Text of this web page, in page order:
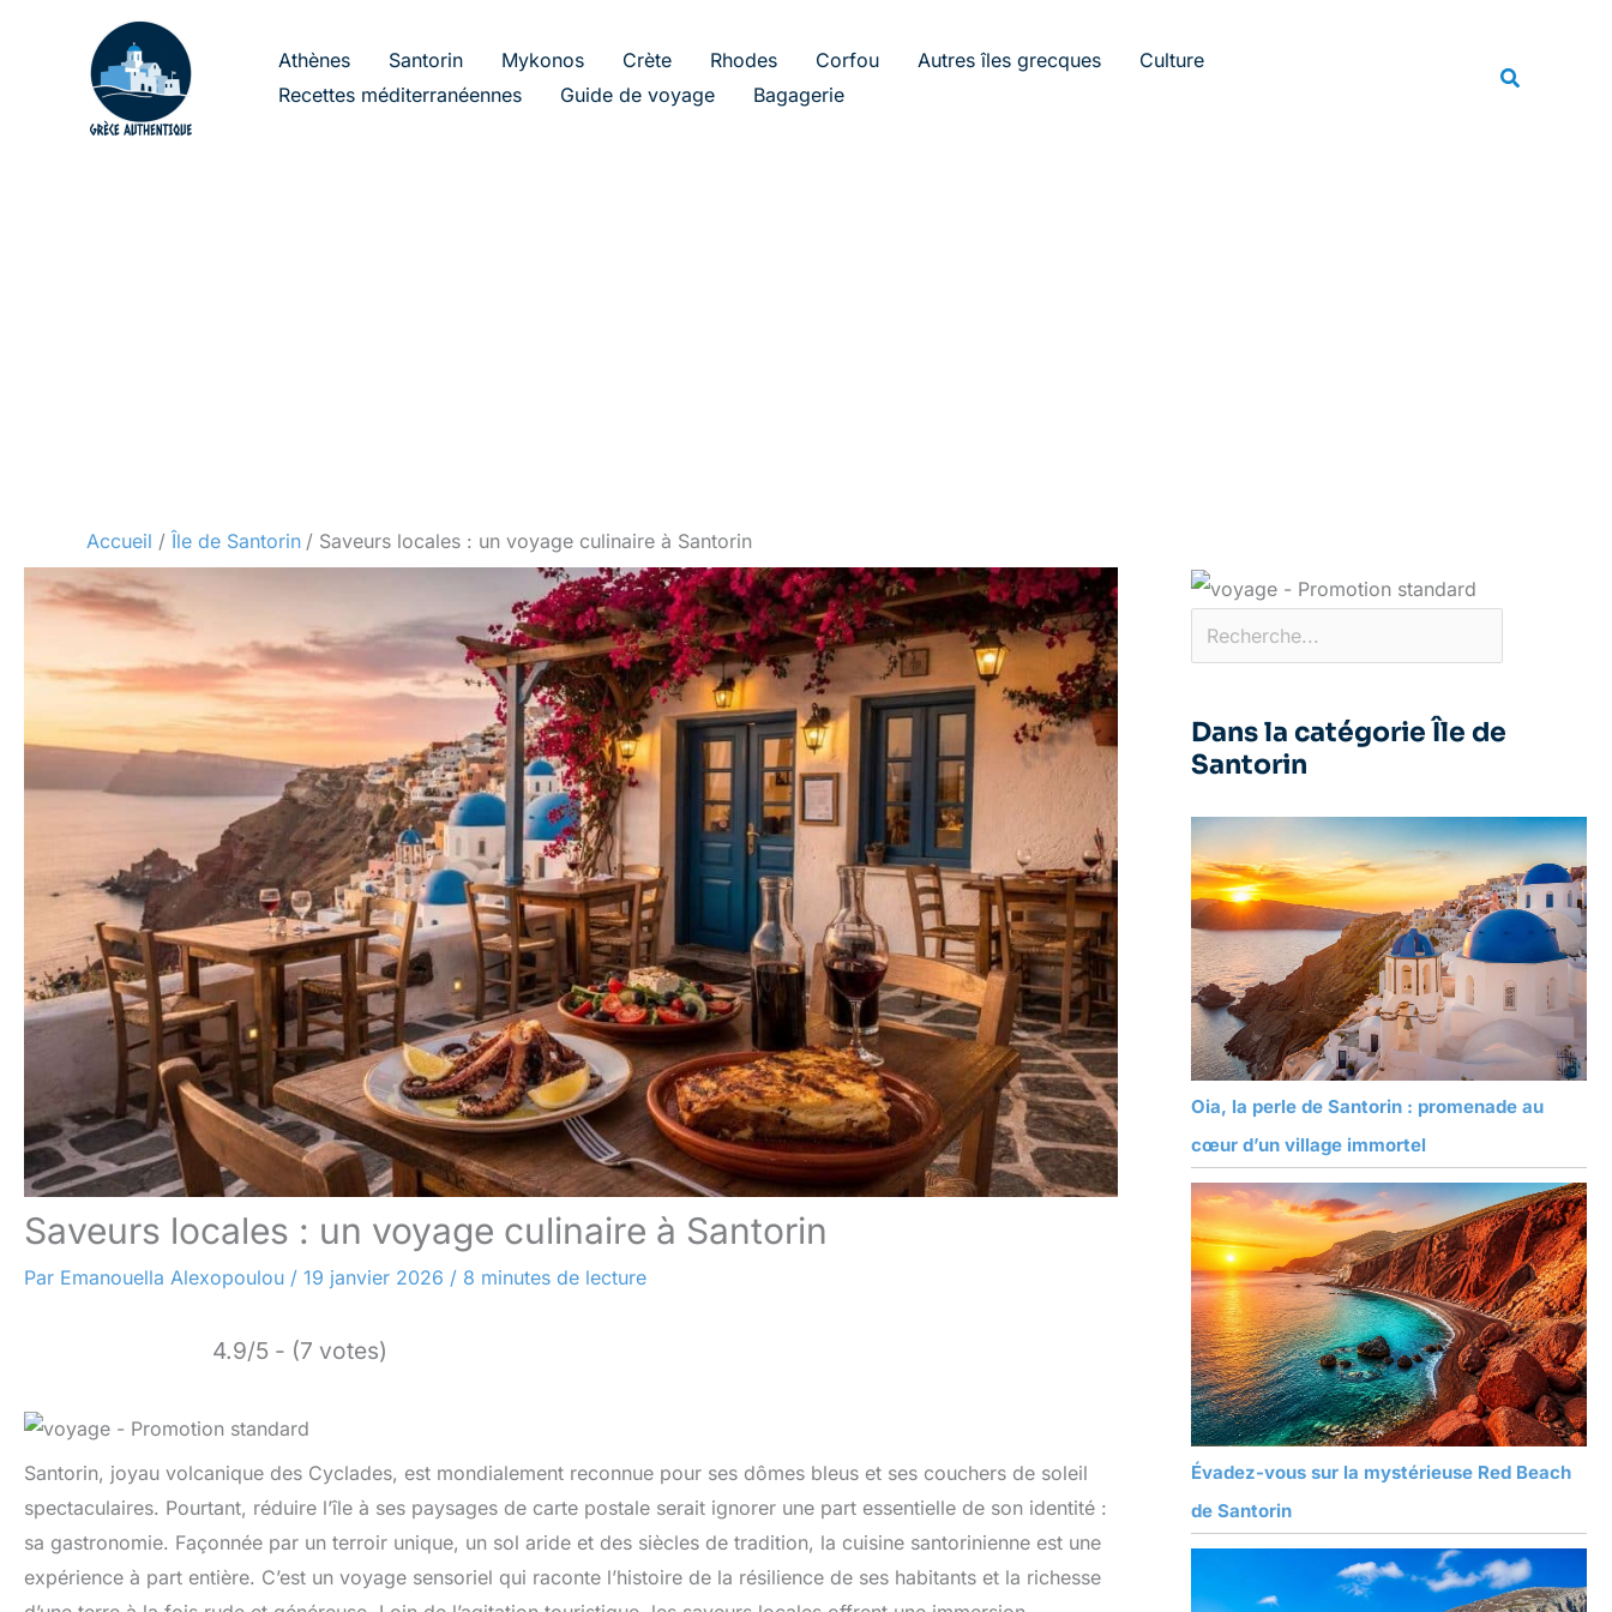
Athènes Santorin Mykonos Crète Rhodes Corfou Autres îles grecques
Culture
Recettes méditerranéennes
Guide de voyage Bagagerie
Accueil Île de Santorin Saveurs locales : un voyage culinaire à Santorin
Saveurs locales : un voyage culinaire à Santorin
Par Emanouella Alexopoulou / 19 janvier 2026 / 8 minutes de lecture
4.9/5 - (7 votes)
Santorin, joyau volcanique des Cyclades, est mondialement reconnue pour ses dômes bleus et ses couchers de soleil
spectaculaires. Pourtant, réduire l’île à ses paysages de carte postale serait ignorer une part essentielle de son identité :
sa gastronomie. Façonnée par un terroir unique, un sol aride et des siècles de tradition, la cuisine santorinienne est une
expérience à part entière. C’est un voyage sensoriel qui raconte l’histoire de la résilience de ses habitants et la richesse
Dans la catégorie Île de
Santorin
Oia, la perle de Santorin : promenade au
cœur d’un village immortel
Évadez-vous sur la mystérieuse Red Beach
de Santorin